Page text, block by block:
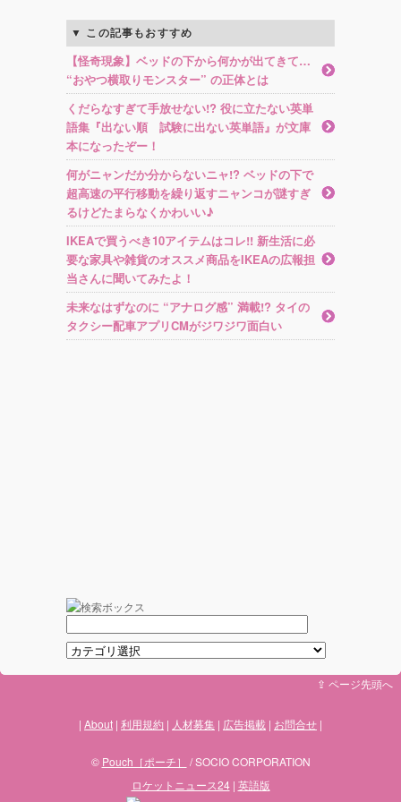
この記事もおすすめ
【怪奇現象】ベッドの下から何かが出てきて…
“おやつ横取りモンスター” の正体とは
くだらなすぎて手放せない!? 役に立たない英単
語集『出ない順 試験に出ない英単語』が文庫
本になったぞー！
何がニャンだか分からないニャ!? ベッドの下で
超高速の平行移動を繰り返すニャンコが謎すぎ
るけどたまらなくかわいい♪
IKEAで買うべき10アイテムはコレ!! 新生活に必
要な家具や雑貨のオススメ商品をIKEAの広報担
当さんに聞いてみたよ！
未来なはずなのに “アナログ感” 満載!? タイの
タクシー配車アプリCMがジワジワ面白い
⇪ ページ先頭へ
About 利用規約 人材募集 広告掲載 お問合せ
© Pouch［ポーチ］
/ SOCIO CORPORATION
ロケットニュース24| 英語版